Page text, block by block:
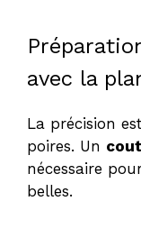
avec la
La précision
poires. Un
nécessaire
belles.